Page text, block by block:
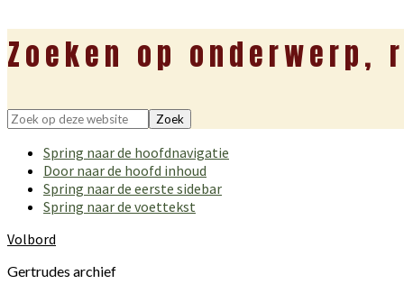
Zoeken op onderwerp,
Zoek
deze
website
Spring naar de hoofdnavigatie
Door naar de hoofd inhoud
Spring naar de eerste sidebar
Spring naar de voettekst
Volbord
Gertrudes archief